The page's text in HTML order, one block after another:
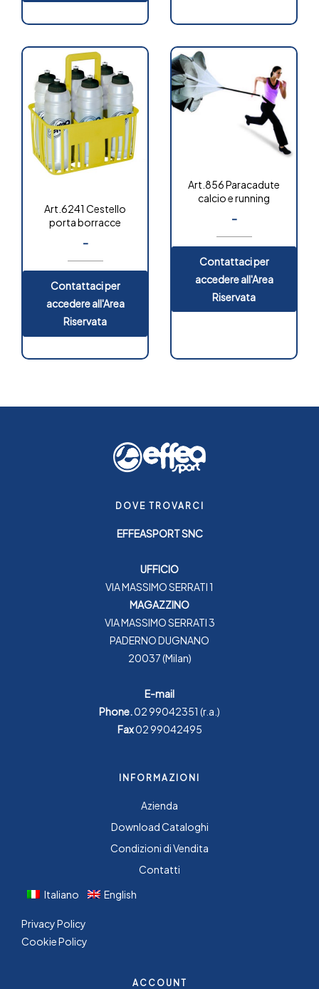
Art.6241 Cestello
porta borracce
-
Contattaci per
accedere all'Area
Riservata
Art.856 Paracadute
calcio e running
-
Contattaci per
accedere all'Area
Riservata
DOVE TROVARCI
EFFEASPORT SNC
UFFICIO
VIA MASSIMO SERRATI 1
MAGAZZINO
VIA MASSIMO SERRATI 3
PADERNO DUGNANO
20037 (Milan)
E-mail
Phone.02 99042351 (r.a.)
Fax02 99042495
INFORMAZIONI
Azienda
Download Cataloghi
Condizioni di Vendita
Contatti
Italiano
English
Privacy Policy
Cookie Policy
ACCOUNT